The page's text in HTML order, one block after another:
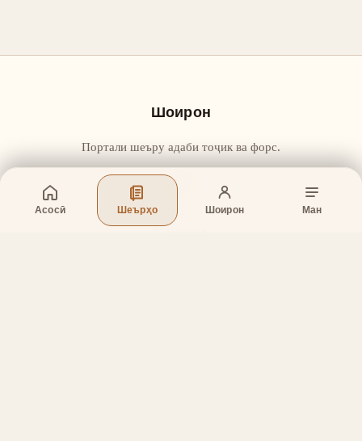
Асосӣ Шеърҳо Шоирон Ман
Шоирон
Портали шеъру адаби тоҷик ва форс.